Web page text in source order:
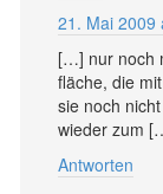
21. Mai 2009
[…] nur noch
fläche, die
sie noch
wieder zum
Antworten